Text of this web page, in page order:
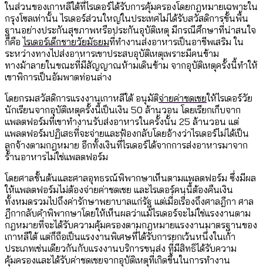
ในส่วนของเกาหลีใต้ที่ไรเดอร์ได้รับการคุ้มครองโดยกฎหมายเฉพาะใน
กรุงโซลเท่านั้น ไรเดอร์ส่วนใหญ่ในประเทศไม่ได้รับสวัสดิการขั้นพื้น
ฐานอย่างประกันสุขภาพหรือประกันอุบัติเหตุ มีกรณีศึกษาที่น่าสนใจ
ก็คือไรเดอร์เด็กชายวัยมัธยมที่ทำงานส่งอาหารเป็นอาชีพเสริม ใน
ระหว่างทางไปส่งอาหารเขาประสบอุบัติเหตุเพราะมีคนข้าม
ทางม้าลายในขณะที่มีสัญญาณห้ามเดินข้าม จากอุบัติเหตุครั้งนี้ทำให้
เขาพิการเป็นอัมพาตท่อนล่าง
โดยกรมสวัสดิการแรงงานเกาหลีใต้ อนุมัติจ่ายค่าชดเชยให้ไรเดอร์วัย
นักเรียนจากอุบัติเหตุครั้งนี้เป็นเงิน 50 ล้านวอน โดยเรียกเก็บจาก
แพลตฟอร์มที่เขาทำงานรับส่งอาหารในครั้งนั้น 25 ล้านวอน แต่
แพลตฟอร์มปฏิเสธที่จะจ่ายและฟ้องกลับโดยอ้างว่าไรเดอร์ไม่ได้เป็น
ลูกจ้างตามกฎหมาย อีกทั้งเงินที่ไรเดอร์ได้จากการส่งอาหารมาจาก
ร้านอาหารไม่ใช่แพลตฟอร์ม
โดยศาลชั้นต้นและศาลอุทธรณ์พิพากษาเห็นตามแพลตฟอร์ม ซึ่งมีผล
ให้แพลตฟอร์มไม่ต้องจ่ายค่าชดเชย และไรเดอร์คนนี้ต้องคืนเงิน
ทั้งหมดรวมไปถึงค่ารักษาพยาบาลแก่รัฐ แต่เมื่อเรื่องถึงศาลฎีกา ศาล
ฎีกากลับคำพิพากษาโดยให้เห็นผลว่าแม้ไรเดอร์จะไม่ใช่แรงงานตาม
กฎหมายที่จะได้รับความคุ้มครองตามกฎหมายแรงงานมาตรฐานของ
เกาหลีใต้ แต่ก็ถือเป็นแรงงานพิเศษที่ได้รับการยกเว้นหนึ่งในเก้า
ประเภทเช่นเดียวกันกับแรงงานบริการขนส่ง ที่มีสิทธิได้รับความ
คุ้มครองและได้รับค่าชดเชยจากอุบัติเหตุที่เกิดขึ้นในการทำงาน